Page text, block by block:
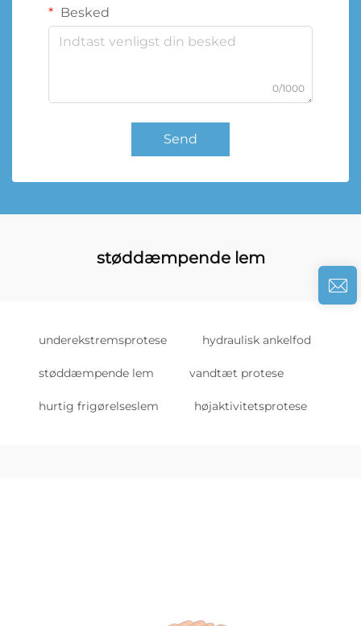
Besked
0/1000
Send
støddæmpende lem
underekstremsprotese hydraulisk ankelfod
støddæmpende lem vandtæt protese
hurtig frigørelseslem højaktivitetsprotese